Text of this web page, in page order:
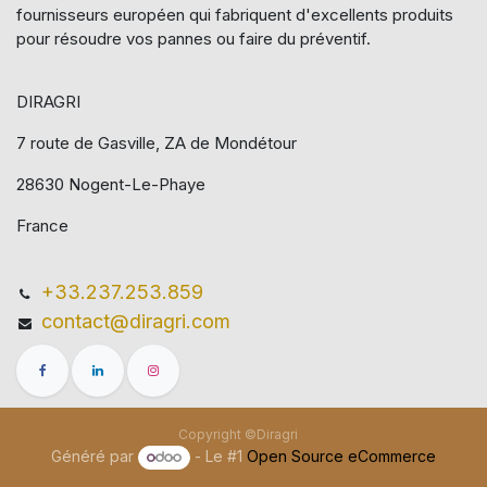
fournisseurs européen qui​ fabriquent d'excellents produits
pour résoudre vos pannes ou faire du préventif.
DIRAGRI
7 route de Gasville, ZA de Mondétour
28630 Nogent-Le-Phaye
France
+33.237.253.859
contact@diragri.com
Copyright ©Diragri
Généré par - Le #1Open Source eCommerce